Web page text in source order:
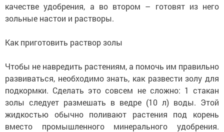
качестве удобрения, а во втором – готовят из него
зольные настои и растворы.
Как приготовить раствор золы
Чтобы не навредить растениям, а помочь им правильно
развиваться, необходимо знать, как развести золу для
подкормки. Сделать это совсем не сложно: 1 стакан
золы следует размешать в ведре (10 л) воды. Этой
жидкостью обычно поливают растения под корень
вместо промышленного минерального удобрения.